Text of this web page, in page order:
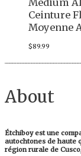
Medium
Ceinture
Moyenne
$89.99
About
Étchiboy est une
autochtones de haute
région rurale de